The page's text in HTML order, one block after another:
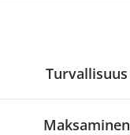
Turvallisuus
Maksaminen